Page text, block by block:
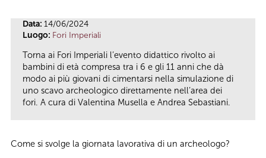
Data: 14/06/2024
Luogo: Fori Imperiali
Torna ai Fori Imperiali l’evento didattico rivolto ai
bambini di età compresa tra i 6 e gli 11 anni che dà
modo ai più giovani di cimentarsi nella simulazione di
uno scavo archeologico direttamente nell’area dei
fori. A cura di Valentina Musella e Andrea Sebastiani.
Come si svolge la giornata lavorativa di un archeologo?